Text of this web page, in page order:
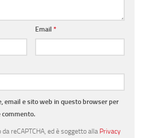
Email *
email e sito web in questo browser per
commento.
reCAPTCHA, ed è soggetto alla Privacy